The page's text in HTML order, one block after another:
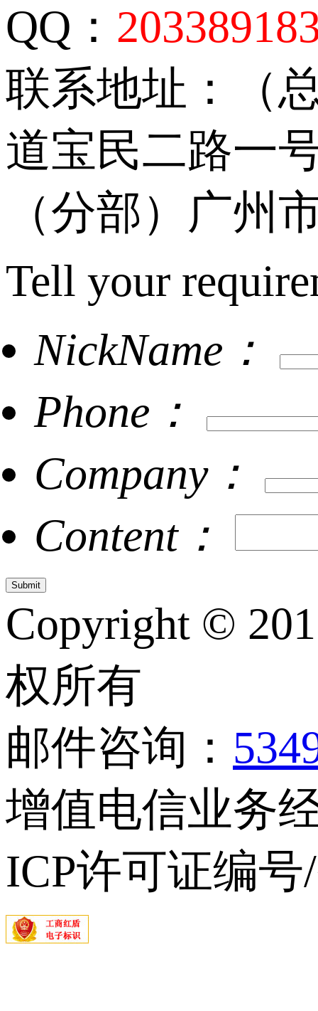
QQ：
联系地址：（
道宝民二路一
（分部）广州
Tell your
NickName：
Phone：
Company：
Content：
Copyright ©
权所有
邮件咨询：
增值电信业务
ICP许可证编号